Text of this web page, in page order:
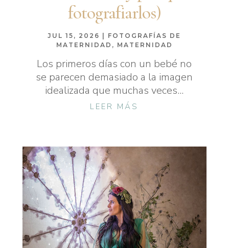
fotografiarlos)
JUL 15, 2026 | FOTOGRAFÍAS DE
MATERNIDAD , MATERNIDAD
Los primeros días con un bebé no
se parecen demasiado a la imagen
idealizada que muchas veces...
LEER MÁS